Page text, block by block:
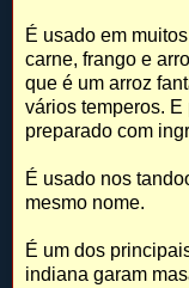
É usado em
carne, frango e
que é um arroz
vários temperos.
preparado com
É usado nos
mesmo nome.
É um dos
indiana garam